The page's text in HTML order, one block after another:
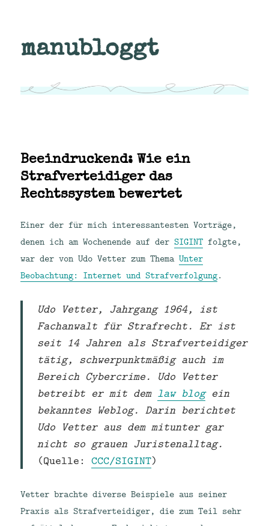
manubloggt
Beeindruckend: Wie ein
Strafverteidiger das
Rechtssystem bewertet
Einer der für mich interessantesten Vorträge,
denen ich am Wochenende auf derSIGINT folgte,
war der von Udo Vetter zum ThemaUnter
Beobachtung: Internet und Strafverfolgung.
Udo Vetter, Jahrgang 1964, ist
Fachanwalt für Strafrecht. Er ist
seit 14 Jahren als Strafverteidiger
tätig, schwerpunktmäßig auch im
Bereich Cybercrime. Udo Vetter
betreibt er mit dem law blogein
bekanntes Weblog. Darin berichtet
Udo Vetter aus dem mitunter gar
nicht so grauen Juristenalltag.
(Quelle:CCC/SIGINT)
Vetter brachte diverse Beispiele aus seiner
Praxis als Strafverteidiger, die zum Teil sehr